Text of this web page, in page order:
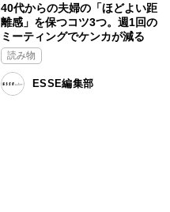
40代からの夫婦の「ほどよい距
離感」を保つコツ3つ。週1回の
ミーティングでケンカが減る
読み物
ESSE編集部